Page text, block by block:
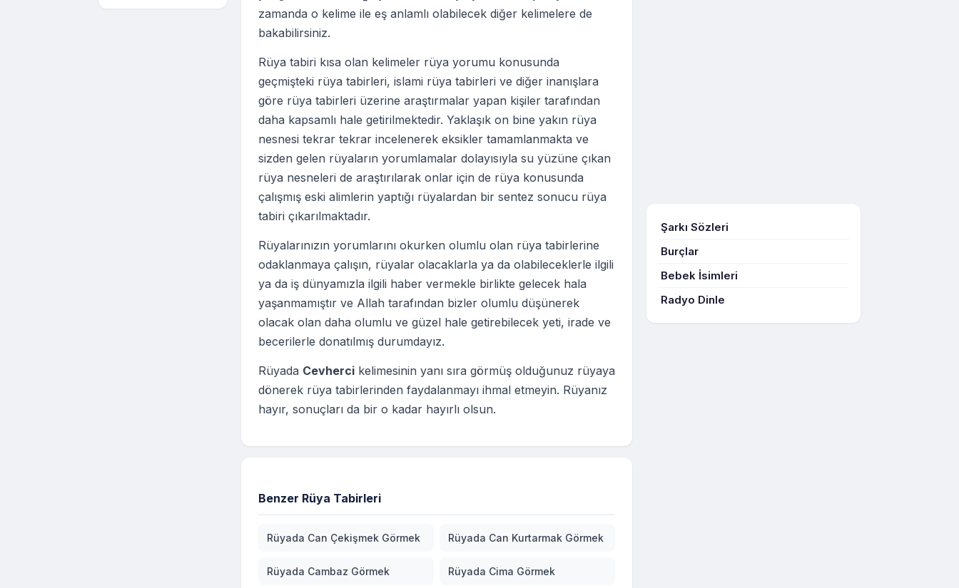
zamanda o kelime ile eş anlamlı olabilecek diğer kelimelere de
bakabilirsiniz.
Rüya tabiri kısa olan kelimeler rüya yorumu konusunda
geçmişteki rüya tabirleri, islami rüya tabirleri ve diğer inanışlara
göre rüya tabirleri üzerine araştırmalar yapan kişiler tarafından
daha kapsamlı hale getirilmektedir. Yaklaşık on bine yakın rüya
nesnesi tekrar tekrar incelenerek eksikler tamamlanmakta ve
sizden gelen rüyaların yorumlamalar dolayısıyla su yüzüne çıkan
rüya nesneleri de araştırılarak onlar için de rüya konusunda
çalışmış eski alimlerin yaptığı rüyalardan bir sentez sonucu rüya
tabiri çıkarılmaktadır.
Rüyalarınızın yorumlarını okurken olumlu olan rüya tabirlerine
odaklanmaya çalışın, rüyalar olacaklarla ya da olabileceklerle ilgili
ya da iş dünyamızla ilgili haber vermekle birlikte gelecek hala
yaşanmamıştır ve Allah tarafından bizler olumlu düşünerek
olacak olan daha olumlu ve güzel hale getirebilecek yeti, irade ve
becerilerle donatılmış durumdayız.
Rüyada Cevherci kelimesinin yanı sıra görmüş olduğunuz rüyaya
dönerek rüya tabirlerinden faydalanmayı ihmal etmeyin. Rüyanız
hayır, sonuçları da bir o kadar hayırlı olsun.
Benzer Rüya Tabirleri
Rüyada Can Çekişmek Görmek Rüyada Can Kurtarmak Görmek
Rüyada Cambaz Görmek Rüyada Cima Görmek
Şarkı Sözleri
Burçlar
Bebek İsimleri
Radyo Dinle